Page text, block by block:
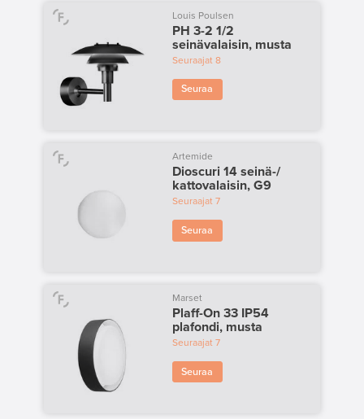
Louis Poulsen
PH 3-2 1/2
seinävalaisin, musta
Seuraajat 8
Seuraa
Artemide
Dioscuri 14 seinä-/
kattovalaisin, G9
Seuraajat7
Seuraa
Marset
Plaff-On 33 IP54
plafondi, musta
Seuraajat7
Seuraa